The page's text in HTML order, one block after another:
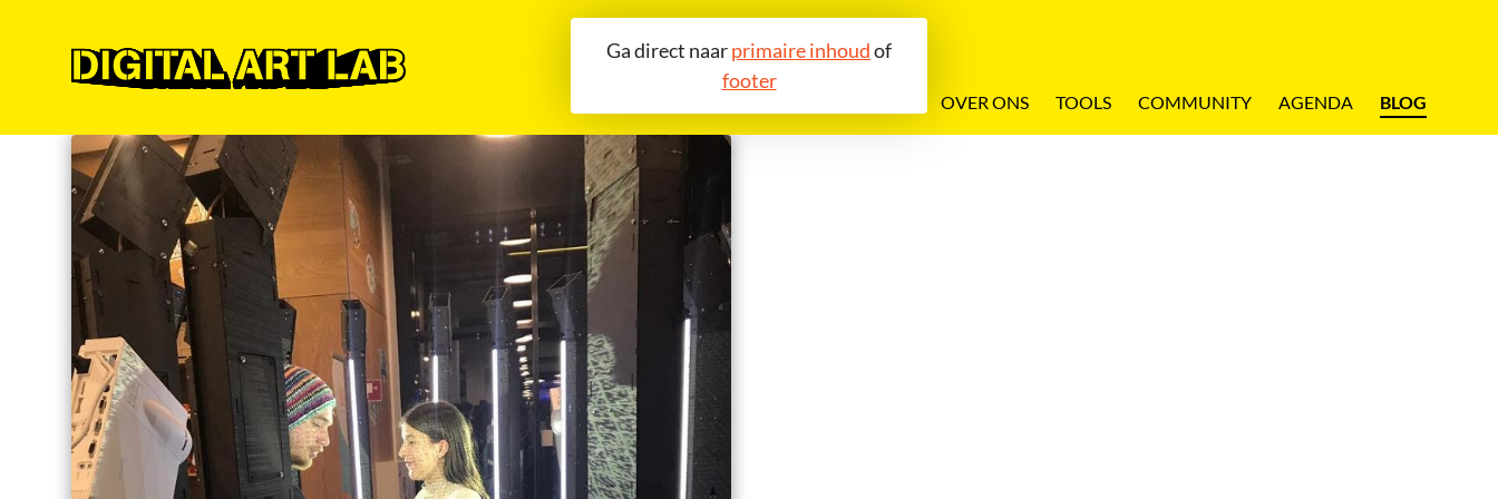
Ga direct naarprimaire inhoudof
footer
OVER ONS TOOLS COMMUNITY AGENDA BLOG